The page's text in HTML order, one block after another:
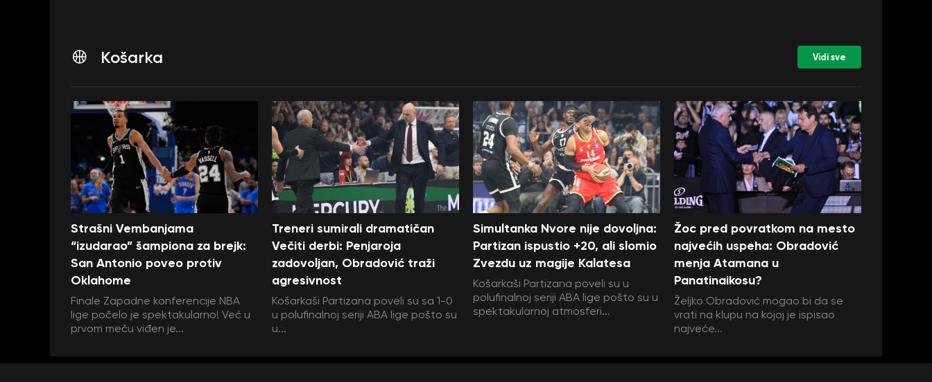
Košarka Vidi sve
Strašni Vembanjama
“izudarao” šampiona za brejk:
San Antonio poveo protiv
Oklahome
Finale Zapadne konferencije NBA
lige počelo je spektakularno! Već u
prvom meču viđen je...
Treneri sumirali dramatičan
Večiti derbi: Penjaroja
zadovoljan, Obradović traži
agresivnost
Košarkaši Partizana poveli su sa 1-0
u polufinalnoj seriji ABA lige pošto su
u...
Simultanka Nvore nije dovoljna:
Partizan ispustio +20, ali slomio
Zvezdu uz magije Kalatesa
Košarkaši Partizana poveli su u
polufinalnoj seriji ABA lige pošto su u
spektakularnoj atmosferi...
Žoc pred povratkom na mesto
najvećih uspeha: Obradović
menja Atamana u
Panatinaikosu?
Željko Obradović mogao bi da se
vrati na klupu na kojoj je ispisao
najveće...